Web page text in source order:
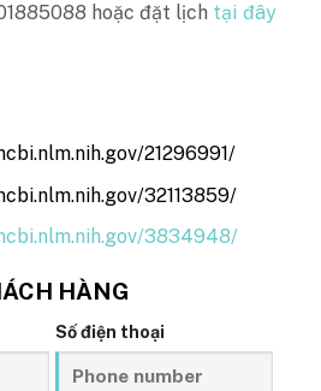
hoặc đặt lịch tại đây
21296991/
32113859/
3834948/
HÀNG
Số điện thoại